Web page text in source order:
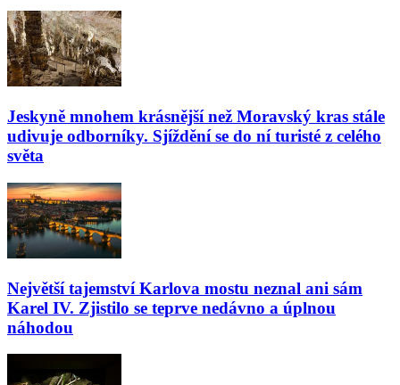
Jeskyně mnohem krásnější než Moravský kras stále
udivuje odborníky. Sjíždění se do ní turisté z celého
světa
Největší tajemství Karlova mostu neznal ani sám
Karel IV. Zjistilo se teprve nedávno a úplnou
náhodou